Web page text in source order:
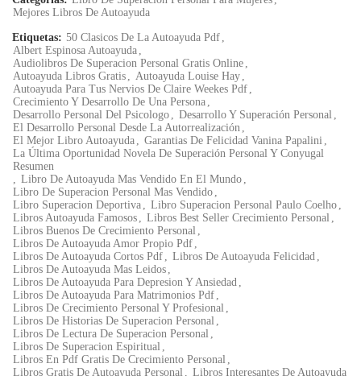
Mejores Libros De Autoayuda
Etiquetas: 50 Clasicos De La Autoayuda Pdf ,
Albert Espinosa Autoayuda ,
Audiolibros De Superacion Personal Gratis Online ,
Autoayuda Libros Gratis , Autoayuda Louise Hay ,
Autoayuda Para Tus Nervios De Claire Weekes Pdf ,
Crecimiento Y Desarrollo De Una Persona ,
Desarrollo Personal Del Psicologo , Desarrollo Y Superación Personal ,
El Desarrollo Personal Desde La Autorrealización ,
El Mejor Libro Autoayuda , Garantias De Felicidad Vanina Papalini ,
La Última Oportunidad Novela De Superación Personal Y Conyugal
Resumen
, Libro De Autoayuda Mas Vendido En El Mundo ,
Libro De Superacion Personal Mas Vendido ,
Libro Superacion Deportiva , Libro Superacion Personal Paulo Coelho ,
Libros Autoayuda Famosos , Libros Best Seller Crecimiento Personal ,
Libros Buenos De Crecimiento Personal ,
Libros De Autoayuda Amor Propio Pdf ,
Libros De Autoayuda Cortos Pdf , Libros De Autoayuda Felicidad ,
Libros De Autoayuda Mas Leidos ,
Libros De Autoayuda Para Depresion Y Ansiedad ,
Libros De Autoayuda Para Matrimonios Pdf ,
Libros De Crecimiento Personal Y Profesional ,
Libros De Historias De Superacion Personal ,
Libros De Lectura De Superacion Personal ,
Libros De Superacion Espiritual ,
Libros En Pdf Gratis De Crecimiento Personal ,
Libros Gratis De Autoayuda Personal , Libros Interesantes De Autoayuda